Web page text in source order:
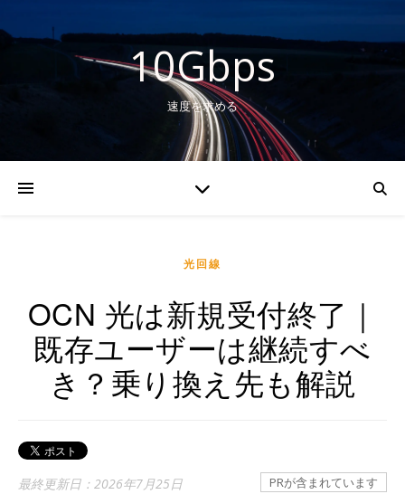
10Gbps
速度を求める
光回線
OCN 光は新規受付終了｜
既存ユーザーは継続すべ
き？乗り換え先も解説
PRが含まれています
最終更新日：2026年7月25日